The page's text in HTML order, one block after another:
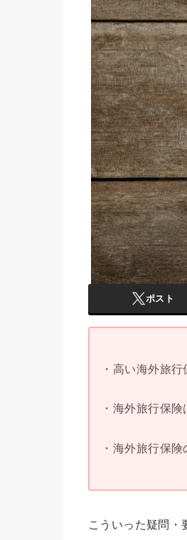
ポスト
・高い海外旅
・海外旅行保
・海外旅行保
こういった疑問・